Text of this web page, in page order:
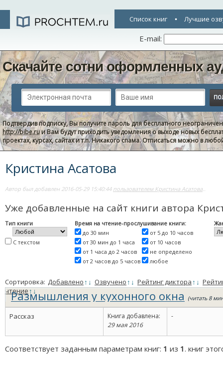
Список книг Лучшие
E-mail:
Скачайте сотни оформленных
Подтвердив подписку, Вы получите пароль для бесплатного
http://bibe.ruи Вам будут приходить уведомления о выходе новых
проектах, курсах, сайтах и т.п. Никакого спама. Отписаться можно в
Кристина Асатова
Автор был добавлен 2016-05-29 15:40:44 пользователем Кристина Асатова..
Уже добавленные на сайт книги автора
Тип книги
С текстом
Время на чтение-прослушивание книги:
до 30 мин
от 30 мин до 1 часа
от 1 часа до 2 часов
от 2 часов до 5 часов
от 5 до 10 часов
от 10 часов
не определено
любое
Сортировка: Добавлено↑ ↓ Озвучено↑ ↓ Рейтинг диктора↑ ↓
чтение↑↓
Размышления у кухонного окна (читать 8
Рассказ
Книга добавлена:
29 мая 2016
-
Соответствует заданным параметрам книг: 1 из 1. книг